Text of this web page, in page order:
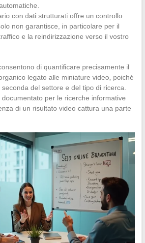
con dati strutturati offre un controllo
non garantisce, in particolare per il
e la reindirizzazione verso il vostro
di quantificare precisamente il
legato alle miniature video, poiché
del settore e del tipo di ricerca.
documentato per le ricerche informative
di un risultato video cattura una parte